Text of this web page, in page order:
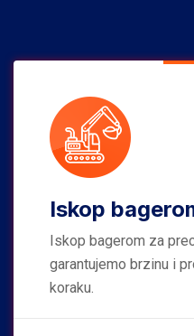
Iskop
Iskop bagerom za
garantujemo brzinu i
koraku.